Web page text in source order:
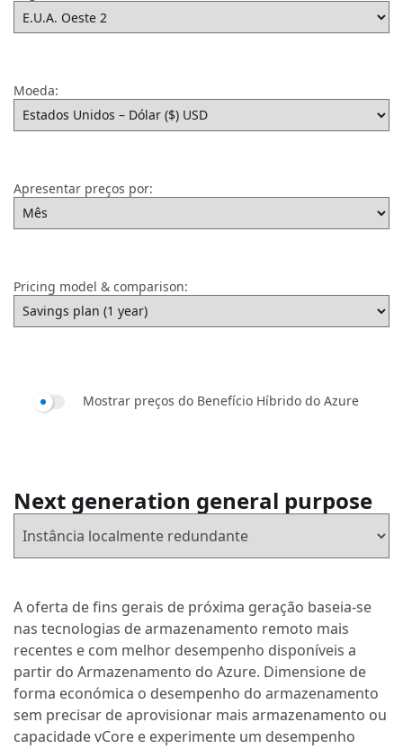
Moeda:
Apresentar preços por:
Pricing model & comparison:
Mostrar preços do Benefício Híbrido do Azure
Next generation general purpose
A oferta de fins gerais de próxima geração baseia-se
nas tecnologias de armazenamento remoto mais
recentes e com melhor desempenho disponíveis a
partir do Armazenamento do Azure. Dimensione de
forma económica o desempenho do armazenamento
sem precisar de aprovisionar mais armazenamento ou
capacidade vCore e experimente um desempenho